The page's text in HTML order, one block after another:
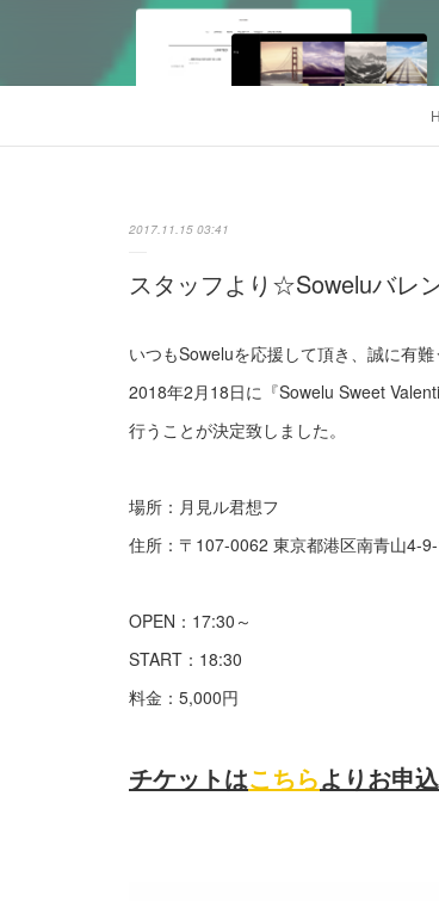
2017.11.15 03:41
スタッフより☆Soweluバレ
いつもSoweluを応援して頂き、誠に有難
2018年2月18日に『Sowelu Sweet
行うことが決定致しました。
場所：月見ル君想フ
住所：〒107-0062 東京都港区南青山4-
OPEN：17:30～
START：18:30
料金：5,000円
チケットはこちらよりお申